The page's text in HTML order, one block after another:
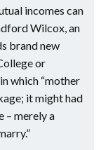
incomes can
Wilcox, an
brand new
or
which “mother
it might had
– merely a